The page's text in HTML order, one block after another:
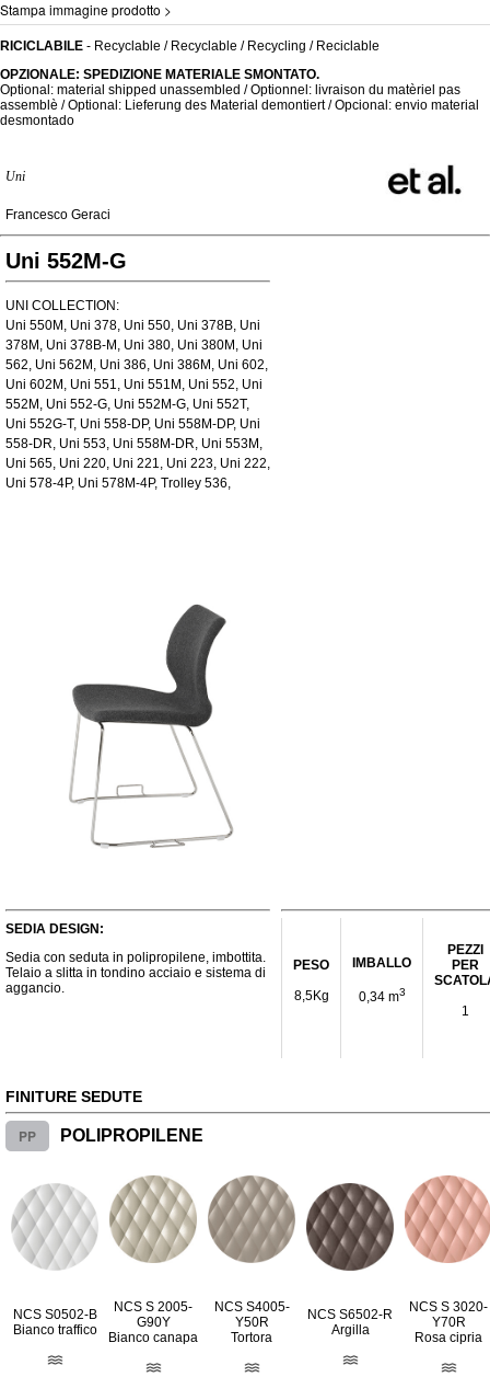
Stampa immagine prodotto >
RICICLABILE - Recyclable / Recyclable / Recycling / Reciclable
OPZIONALE: SPEDIZIONE MATERIALE SMONTATO.
Optional: material shipped unassembled / Optionnel: livraison du matèriel pas
assemblè / Optional: Lieferung des Material demontiert / Opcional: envio material
desmontado
Uni
Francesco Geraci
Uni 552M-G
UNI COLLECTION:
Uni 550M, Uni 378, Uni 550, Uni 378B, Uni
378M, Uni 378B-M, Uni 380, Uni 380M, Uni
562, Uni 562M, Uni 386, Uni 386M, Uni 602,
Uni 602M, Uni 551, Uni 551M, Uni 552, Uni
552M, Uni 552-G, Uni 552M-G, Uni 552T,
Uni 552G-T, Uni 558-DP, Uni 558M-DP, Uni
558-DR, Uni 553, Uni 558M-DR, Uni 553M,
Uni 565, Uni 220, Uni 221, Uni 223, Uni 222,
Uni 578-4P, Uni 578M-4P, Trolley 536,
SEDIA DESIGN:
Sedia con seduta in polipropilene, imbottita.
Telaio a slitta in tondino acciaio e sistema di
aggancio.
PESO
8,5Kg
IMBALLO
0,34 m3
PEZZI
PER
1
FINITURE SEDUTE
PP POLIPROPILENE
NCS S0502-B
Bianco traffico
NCS S 2005-
G90Y
Bianco canapa
NCS S4005-
Y50R
Tortora
NCS S6502-R
Argilla
NCS S 3020-
Y70R
Rosa cipria